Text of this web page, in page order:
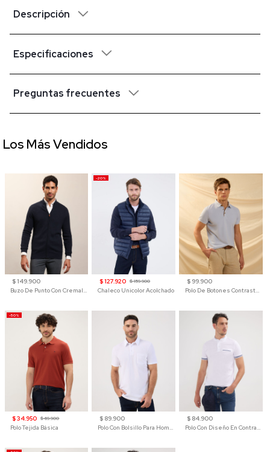
Descripción
Especificaciones
Preguntas frecuentes
$ 149.900
Buzo De Punto Con Cremallera Para Hombre
-20%
$ 127.920 $ 159.900
Chaleco Unicolor Acolchado
$ 99.900
Polo De Botones Contraste Para Hombre
-50%
$ 34.950 $ 69.900
Polo Tejida Básica
$ 89.900
Polo Con Bolsillo Para Hombre
$ 84.900
Polo Con Diseño En Contraste
Los Más Vendidos